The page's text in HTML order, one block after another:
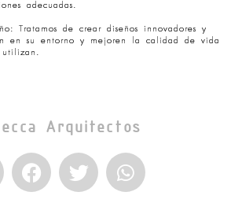
adecuadas.
Tratamos de crear diseños innovadores y
en su entorno y mejoren la calidad de vida
utilizan.
Arquitectos
F
a
T
w
W
h